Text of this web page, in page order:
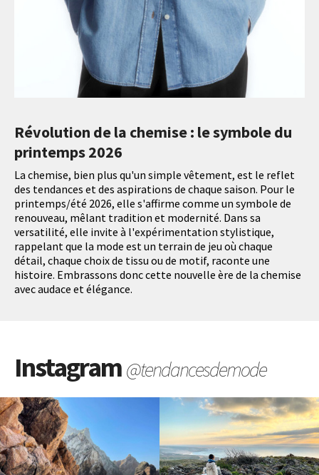
Révolution de la chemise : le symbole du
printemps 2026
La chemise, bien plus qu'un simple vêtement, est le reflet
des tendances et des aspirations de chaque saison. Pour le
printemps/été 2026, elle s'affirme comme un symbole de
renouveau, mêlant tradition et modernité. Dans sa
versatilité, elle invite à l'expérimentation stylistique,
rappelant que la mode est un terrain de jeu où chaque
détail, chaque choix de tissu ou de motif, raconte une
histoire. Embrassons donc cette nouvelle ère de la chemise
avec audace et élégance.
Instagram@tendancesdemode